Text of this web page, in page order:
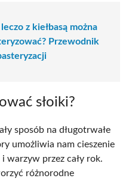
z kiełbasą można
Przewodnik
słoiki?
sposób na długotrwałe
umożliwia nam cieszenie
warzyw przez cały rok.
różnorodne